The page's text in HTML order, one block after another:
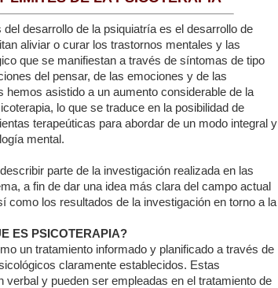
desarrollo de la psiquiatría es el desarrollo de
aliviar o curar los trastornos mentales y las
que se manifiestan a través de síntomas de tipo
del pensar, de las emociones y de las
asistido a un aumento considerable de la
lo que se traduce en la posibilidad de
terapeúticas para abordar de un modo integral y
mental.
parte de la investigación realizada en las
a fin de dar una idea más clara del campo actual
como los resultados de la investigación en torno a la
ES PSICOTERAPIA?
un tratamiento informado y planificado a través de
claramente establecidos. Estas
verbal y pueden ser empleadas en el tratamiento de